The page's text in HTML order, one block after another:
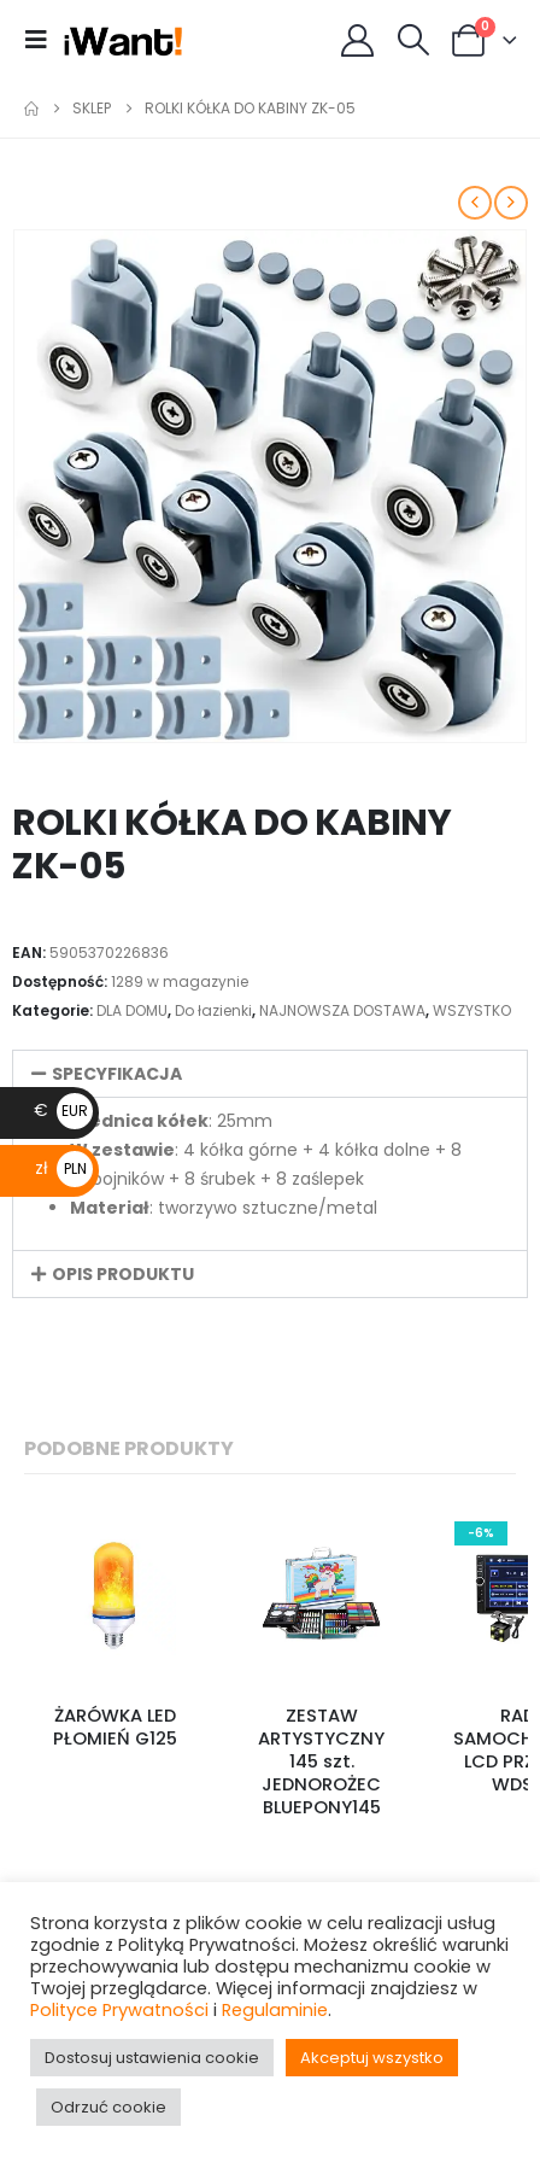
0
SKLEP ROLKI KÓŁKA DO KABINY ZK-05
ROLKI KÓŁKA DO KABINY
ZK-05
EAN: 5905370226836
Dostępność:1289 w magazynie
Kategorie: DLA DOMU, Do łazienki, NAJNOWSZA DOSTAWA,WSZYSTKO
SPECYFIKACJA
Średnica kółek: 25mm
W zestawie: 4 kółka górne + 4 kółka dolne + 8
odbojników + 8 śrubek + 8 zaślepek
Materiał: tworzywo sztuczne/metal
OPIS PRODUKTU
PODOBNE PRODUKTY
ŻARÓWKA LED
PŁOMIEŃ G125
ZESTAW
ARTYSTYCZNY
145 szt.
JEDNOROŻEC
BLUEPONY145
-6%
LCD
Hurtownia i-Want! © 2025. All Rights Reserved
Strona korzysta z plików cookie w celu realizacji usług
zgodnie z Polityką Prywatności. Możesz określić warunki
przechowywania lub dostępu mechanizmu cookie w
Twojej przeglądarce. Więcej informacji znajdziesz w
Polityce Prywatności i Regulaminie.
Dostosuj ustawienia cookie Akceptuj wszystko
Odrzuć cookie
€
EUR
€
zł
PLN
zł